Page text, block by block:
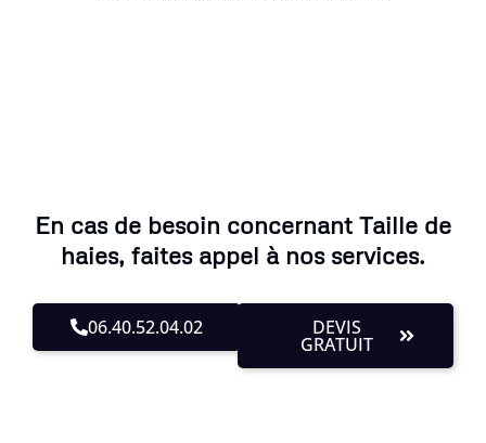
En cas de besoin concernant Taille de
haies, faites appel à nos services.
06.40.52.04.02 DEVIS
GRATUIT